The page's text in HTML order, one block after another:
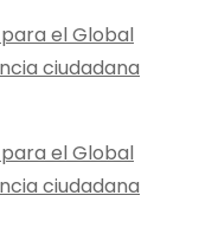
el Global
ciudadana
el Global
ciudadana